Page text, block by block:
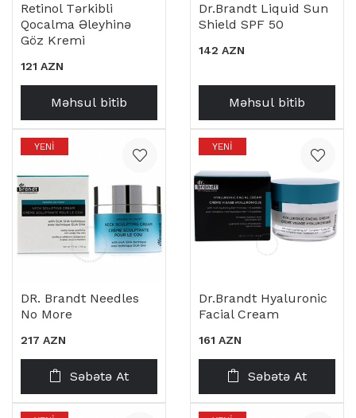
Retinol Tərkibli
Qocalma Əleyhinə
Göz Kremi
121 AZN
Məhsul bitib
Dr.Brandt Liquid Sun
Shield SPF 50
142 AZN
Məhsul bitib
YENI
DR. Brandt Needles
No More
217 AZN
Səbətə At
YENI
Dr.Brandt Hyaluronic
Facial Cream
161 AZN
Səbətə At